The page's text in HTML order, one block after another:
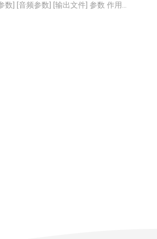
] [音频参数] [输出文件] 参数 作用...